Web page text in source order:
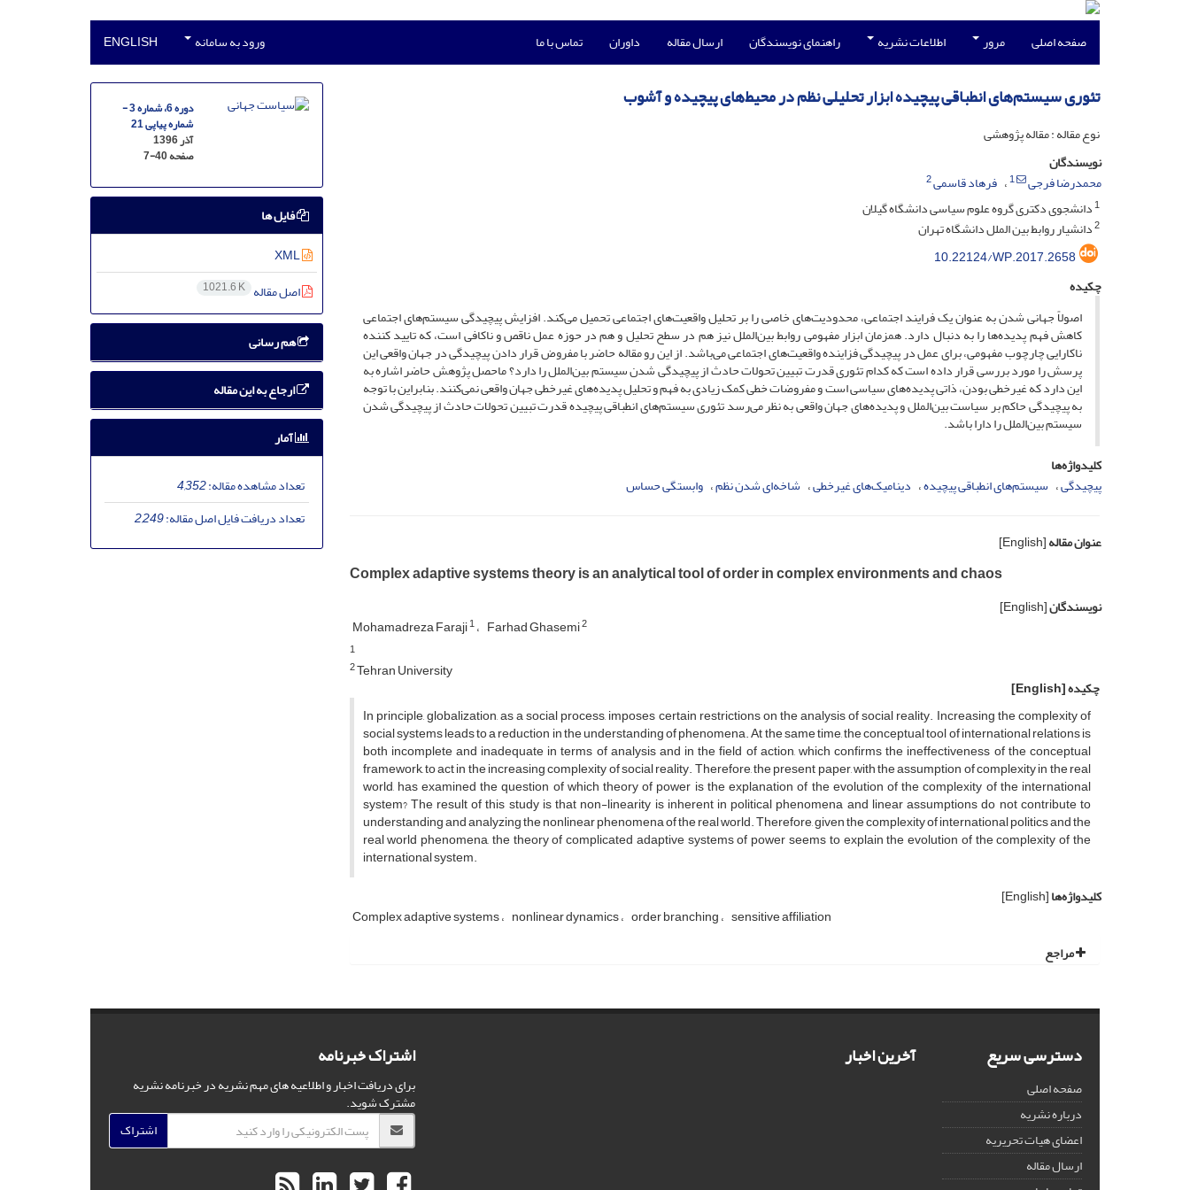
صفحه اصلی مرور اطلاعات نشریه راهنمای نویسندگان ارسال مقاله داوران تماس با ما ورود به سامانه ENGLISH
تئوری سیستم‌های انطباقی پیچیده ابزار تحلیلی نظم در محیط‌های پیچیده و آشوب
نوع مقاله : مقاله پژوهشی
نویسندگان
محمدرضا فرجی
1 فرهاد قاسمی2
1دانشجوی دکتری گروه علوم سیاسی دانشگاه گیلان
2دانشیار روابط بین الملل دانشگاه تهران
10.22124/WP.2017.2658
چکیده
اصولاً جهانی شدن به عنوان یک فرایند اجتماعی، محدودیت‌های خاصی را بر تحلیل واقعیت‌های اجتماعی تحمیل می‌کند. افزایش پیچیدگی سیستم‌های اجتماعی
کاهش فهم پدیده‌ها را به دنبال دارد. همزمان ابزار مفهومی روابط بین‌الملل نیز هم در سطح تحلیل و هم در حوزه عمل ناقص و ناکافی است، که تایید کننده
ناکارایی چارچوب مفهومی، برای عمل در پیچیدگی فزاینده واقعیت‌های اجتماعی می‌باشد. از این رو مقاله حاضر با مفروض قرار دادن پیچیدگی در جهان واقعی این
پرسش را مورد بررسی قرار داده است که کدام تئوری قدرت تبیین تحولات حادث از پیچیدگی شدن سیستم بین‌الملل را دارد؟ ماحصل پژوهش حاضر اشاره به
این دارد که غیرخطی بودن، ذاتی پدیده‌های سیاسی است و مفروضات خطی کمک زیادی به فهم و تحلیل پدیده‌های غیرخطی جهان واقعی نمی‌کنند. بنابراین با توجه
به پیچیدگی حاکم بر سیاست بین‌الملل و پدیده‌های جهان واقعی به نظر می‌رسد تئوری سیستم‌های انطباقی پیچیده قدرت تبیین تحولات حادث از پیچیدگی شدن
سیستم بین‌الملل را دارا باشد.
کلیدواژه‌ها
پیچیدگی سیستم‌های انطباقی پیچیده دینامیک‌های غیرخطی شاخه‌ای شدن نظم وابستگی حساس
عنوان مقاله[English]
Complex adaptive systems theory is an analytical tool of order in complex environments and chaos
نویسندگان[English]
Mohamadreza Faraji1 Farhad Ghasemi2
1
2Tehran University
چکیده[English]
In principle, globalization, as a social process, imposes certain restrictions on the analysis of social reality. Increasing the complexity of
social systems leads to a reduction in the understanding of phenomena. At the same time, the conceptual tool of international relations is
both incomplete and inadequate in terms of analysis and in the field of action, which confirms the ineffectiveness of the conceptual
framework, to act in the increasing complexity of social reality. Therefore, the present paper, with the assumption of complexity in the real
world, has examined the question of which theory of power is the explanation of the evolution of the complexity of the international
system? The result of this study is that non-linearity is inherent in political phenomena and linear assumptions do not contribute to
understanding and analyzing the nonlinear phenomena of the real world. Therefore, given the complexity of international politics and the
real world phenomena, the theory of complicated adaptive systems of power seems to explain the evolution of the complexity of the
international system.
کلیدواژه‌ها[English]
Complex adaptive systems nonlinear dynamics order branching sensitive affiliation
مراجع
دوره 6، شماره 3 -
شماره پیاپی 21
آذر 1396
صفحه7-40
فایل ها
XML
اصل مقاله 1021.6 K
هم رسانی
ارجاع به این مقاله
آمار
تعداد مشاهده مقاله:4,352
تعداد دریافت فایل اصل مقاله:2,249
دسترسی سریع
صفحه اصلی
درباره نشریه
اعضای هیات تحریریه
ارسال مقاله
آخرین اخبار اشتراک خبرنامه
برای دریافت اخبار و اطلاعیه های مهم نشریه در خبرنامه نشریه
مشترک شوید.
اشتراک